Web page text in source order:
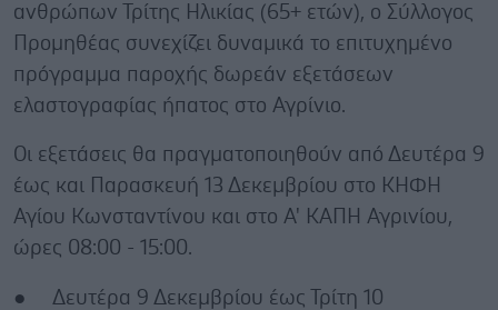
ανθρώπων Τρίτης Ηλικίας (65+ ετών), ο Σύλλογος
Προμηθέας συνεχίζει δυναμικά το επιτυχημένο
πρόγραμμα παροχής δωρεάν εξετάσεων
ελαστογραφίας ήπατος στο Αγρίνιο.
Οι εξετάσεις θα πραγματοποιηθούν από Δευτέρα 9
έως και Παρασκευή 13 Δεκεμβρίου στο ΚΗΦΗ
Αγίου Κωνσταντίνου και στο Α' ΚΑΠΗ Αγρινίου,
ώρες 08:00 - 15:00.
● Δευτέρα 9 Δεκεμβρίου έως Τρίτη 10